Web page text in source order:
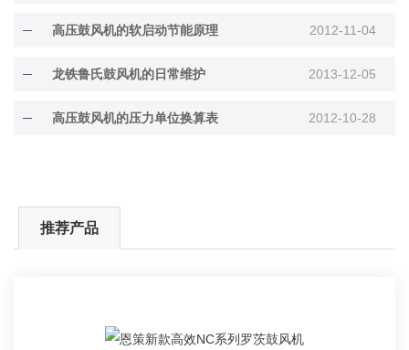
高压鼓风机的软启动节能原理 2012-11-04
龙铁鲁氏鼓风机的日常维护 2013-12-05
高压鼓风机的压力单位换算表 2012-10-28
推荐产品